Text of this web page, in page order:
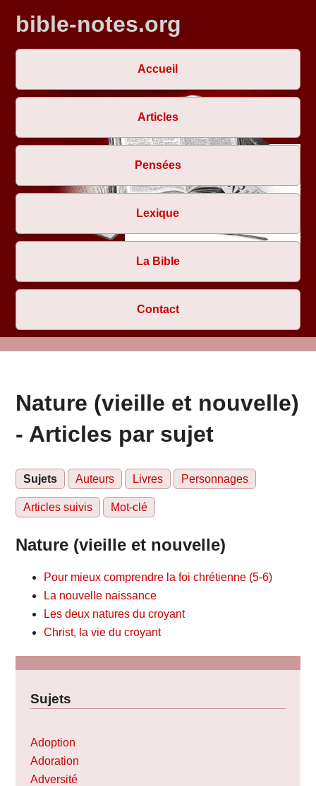
bible-notes.org
Accueil
Articles
Pensées
Lexique
La Bible
Contact
Nature (vieille et nouvelle)
- Articles par sujet
Sujets Auteurs Livres Personnages
Articles suivis Mot-clé
Nature (vieille et nouvelle)
Pour mieux comprendre la foi chrétienne (5-6)
La nouvelle naissance
Les deux natures du croyant
Christ, la vie du croyant
Sujets
Adoption
Adoration
Adversité